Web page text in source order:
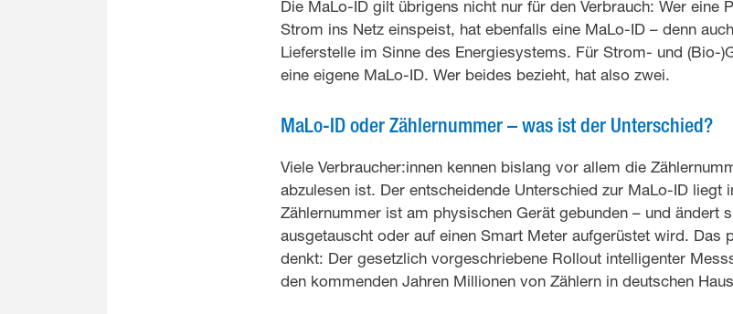
Die MaLo-ID gilt übrigens nicht nur für den Verbrauch: Wer eine
Strom ins Netz einspeist, hat ebenfalls eine MaLo-ID – denn
Lieferstelle im Sinne des Energiesystems. Für Strom- und (Bio-
eine eigene MaLo-ID. Wer beides bezieht, hat also zwei.
MaLo-ID oder Zählernummer – was ist der Unterschied?
Viele Verbraucher:innen kennen bislang vor allem die
abzulesen ist. Der entscheidende Unterschied zur MaLo-ID liegt
Zählernummer ist am physischen Gerät gebunden – und ändert
ausgetauscht oder auf einen Smart Meter aufgerüstet wird. Das
denkt: Der gesetzlich vorgeschriebene Rollout intelligenter
den kommenden Jahren Millionen von Zählern in deutschen